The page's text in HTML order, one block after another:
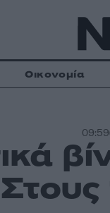
Οικονομία
09:59